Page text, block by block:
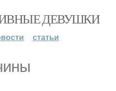
ДЕВУШКИ
статьи